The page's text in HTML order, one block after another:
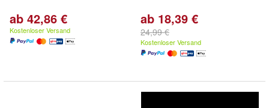
ab 42,86 €
Kostenloser Versand
ab 18,39 €
24,99 €
Kostenloser Versand